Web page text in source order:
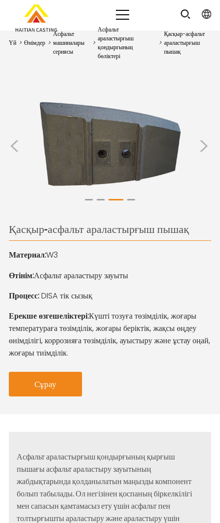
Үй > Өнімдер >
Асфальт
машиналары
сериясы
>
Асфальт
араластырғыш
қондырғының
бөліктері
>
Қасқыр-асфальт
араластырғыш
пышақ
>
<
Қасқыр-асфальт араластырғыш пышақ
Материал:W3
Өтінім:Асфальт араластыру зауыты
Процесс:DISA тік сызық
Ерекше өзгешеліктері:Күшті тозуға төзімділік, жоғары
температураға төзімділік, жоғары беріктік, жақсы өңдеу
өнімділігі, коррозияға төзімділік, ауыстыру және ұстау оңай,
жоғары тиімділік.
Сұрау
Асфальт араластырғыш қондырғының қырғыш
пышағы асфальт араластыру зауытының
жабдықтарында қолданылатын маңызды компонент
болып табылады. Ол негізінен қоспаның біркелкілігі
мен сапасын қамтамасыз ету үшін асфальт пен
толтырғышты араластыру және араластыру үшін